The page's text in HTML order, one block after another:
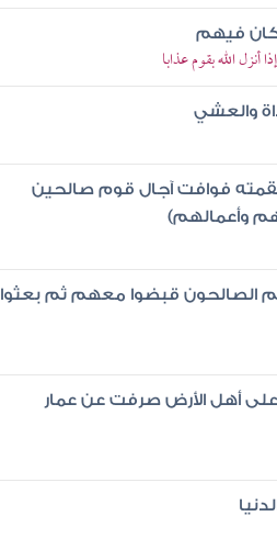
كان فيهم
الله بقوم عذابا
والعشي
نقمته فوافت آجال قوم صالحين
وأعمالهم)
الصالحون قبضوا معهم ثم بعثوا
على أهل الأرض صرفت عن عمار